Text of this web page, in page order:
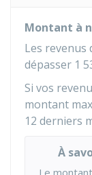
Montant à
Les revenus
dépasser 1
Si vos
montant
12 derniers
À
Le